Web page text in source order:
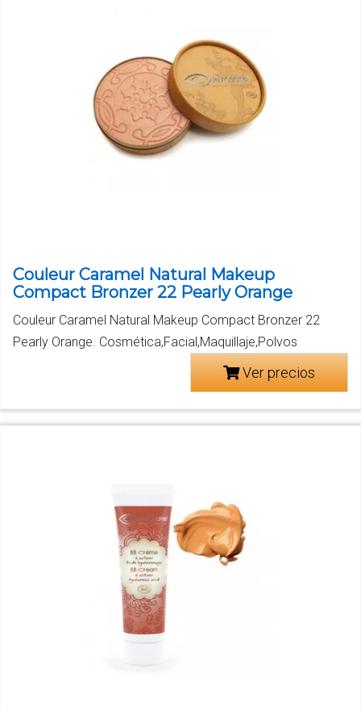
Couleur Caramel Natural Makeup
Compact Bronzer 22 Pearly Orange
Couleur Caramel Natural Makeup Compact Bronzer 22
Pearly Orange. Cosmética,Facial,Maquillaje,Polvos
Ver precios